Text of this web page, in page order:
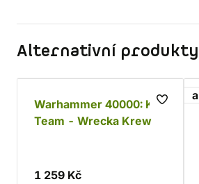
Alternativní produkty
Warhammer 40000: Kill
Team - Wrecka Krew
1 259 Kč